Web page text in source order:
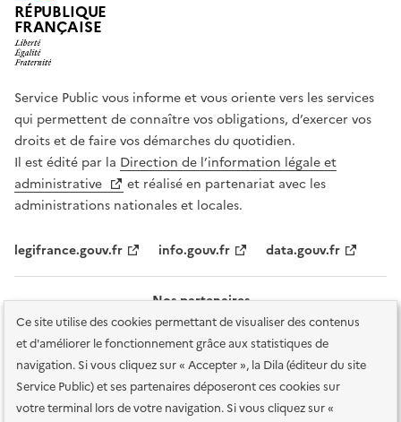
Ce site utilise des cookies permettant de visualiser des contenus
et d'améliorer le fonctionnement grâce aux statistiques de
navigation. Si vous cliquez sur « Accepter », la Dila (éditeur du site
Service Public) et ses partenaires déposeront ces cookies sur
votre terminal lors de votre navigation. Si vous cliquez sur «
RÉPUBLIQUE
FRANÇAISE
Service Public vous informe et vous oriente vers les services
qui permettent de connaître vos obligations, d’exercer vos
droits et de faire vos démarches du quotidien.
Il est édité par la Direction de l’information légale et
administrative
et réalisé en partenariat avec les
administrations nationales et locales.
legifrance.gouv.fr info.gouv.fr data.gouv.fr
Nos partenaires
Plan du site Accessibilité : totalement conforme Accessibilité des